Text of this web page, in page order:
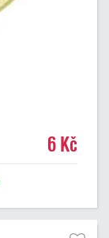
6 Kč